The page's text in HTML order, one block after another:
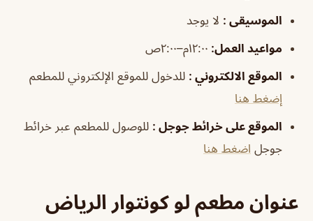
الموسيقى : لا يوجد
مواعيد العمل: ١٢:٠٠م–٢:٠٠ص
الموقع الالكتروني : للدخول للموقع الإلكتروني للمطعم
إضغط هنا
الموقع على خرائط جوجل : للوصول للمطعم عبر خرائط
جوجل اضغط هنا
عنوان مطعم لو كونتوار الرياض